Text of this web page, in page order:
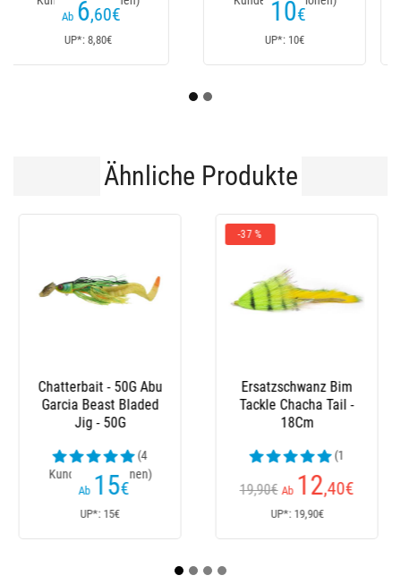
170€ Ab 152
UP*: 170€
235
UP*: 235€
Ähnliche Produkte
Chatterbait 10Ftu
Addy - 17.7G
Ab 19€
UP*: 19€
Chatterbait 10Ftu
Koaddy - 10.6G
Ab 19€
UP*: 19€